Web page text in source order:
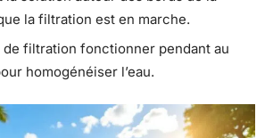
la filtration est en marche.
de filtration fonctionner pendant au
homogénéiser l’eau.